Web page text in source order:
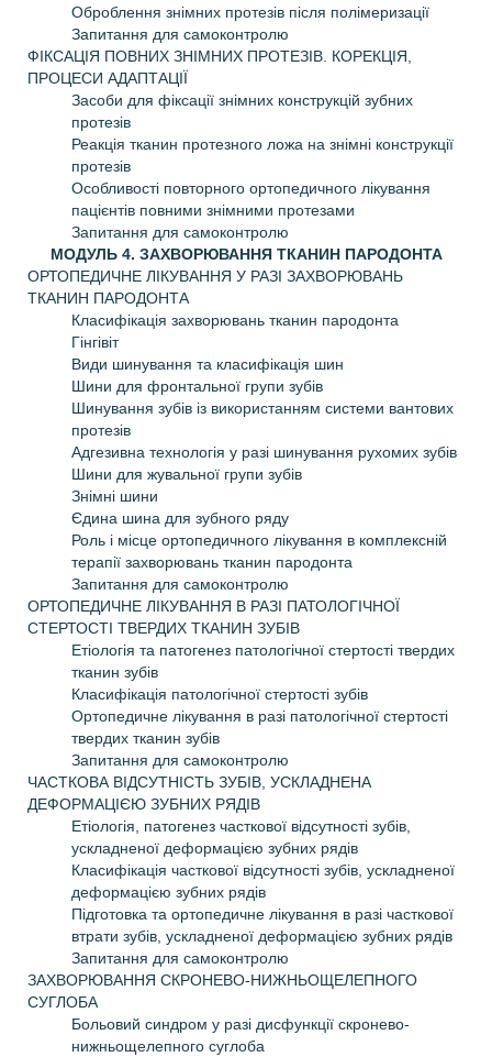
Оброблення знімних протезів після полімеризації
Запитання для самоконтролю
ФІКСАЦІЯ ПОВНИХ ЗНІМНИХ ПРОТЕЗІВ. КОРЕКЦІЯ,
ПРОЦЕСИ АДАПТАЦІЇ
Засоби для фіксації знімних конструкцій зубних
протезів
Реакція тканин протезного ложа на знімні конструкції
протезів
Особливості повторного ортопедичного лікування
пацієнтів повними знімними протезами
Запитання для самоконтролю
МОДУЛЬ 4. ЗАХВОРЮВАННЯ ТКАНИН ПАРОДОНТА
ОРТОПЕДИЧНЕ ЛІКУВАННЯ У РАЗІ ЗАХВОРЮВАНЬ
ТКАНИН ПАРОДОНТА
Класифікація захворювань тканин пародонта
Гінгівіт
Види шинування та класифікація шин
Шини для фронтальної групи зубів
Шинування зубів із використанням системи вантових
протезів
Адгезивна технологія у разі шинування рухомих зубів
Шини для жувальної групи зубів
Знімні шини
Єдина шина для зубного ряду
Роль і місце ортопедичного лікування в комплексній
терапії захворювань тканин пародонта
Запитання для самоконтролю
ОРТОПЕДИЧНЕ ЛІКУВАННЯ В РАЗІ ПАТОЛОГІЧНОЇ
СТЕРТОСТІ ТВЕРДИХ ТКАНИН ЗУБІВ
Етіологія та патогенез патологічної стертості твердих
тканин зубів
Класифікація патологічної стертості зубів
Ортопедичне лікування в разі патологічної стертості
твердих тканин зубів
Запитання для самоконтролю
ЧАСТКОВА ВІДСУТНІСТЬ ЗУБІВ, УСКЛАДНЕНА
ДЕФОРМАЦІЄЮ ЗУБНИХ РЯДІВ
Етіологія, патогенез часткової відсутності зубів,
ускладненої деформацією зубних рядів
Класифікація часткової відсутності зубів, ускладненої
деформацією зубних рядів
Підготовка та ортопедичне лікування в разі часткової
втрати зубів, ускладненої деформацією зубних рядів
Запитання для самоконтролю
ЗАХВОРЮВАННЯ СКРОНЕВО-НИЖНЬОЩЕЛЕПНОГО
СУГЛОБА
Больовий синдром у разі дисфункції скронево-
нижньощелепного суглоба